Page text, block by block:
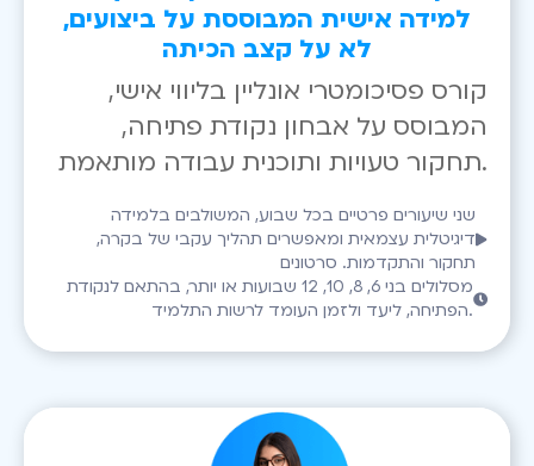
למידה אישית המבוססת על ביצועים,
לא על קצב הכיתה
קורס פסיכומטרי אונליין בליווי אישי,
המבוסס על אבחון נקודת פתיחה,
תחקור טעויות ותוכנית עבודה מותאמת.
שני שיעורים פרטיים בכל שבוע, המשולבים בלמידה
דיגיטלית עצמאית ומאפשרים תהליך עקבי של בקרה,
תחקור והתקדמות. סרטונים
מסלולים בני 6, 8, 10, 12 שבועות או יותר, בהתאם לנקודת
הפתיחה, ליעד ולזמן העומד לרשות התלמיד.